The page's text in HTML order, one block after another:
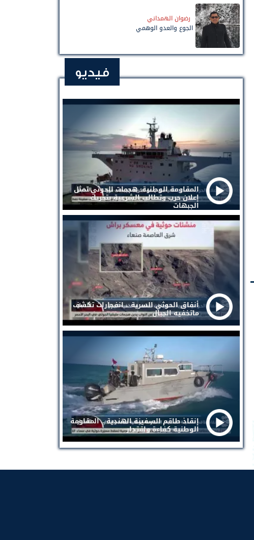
رضوان الهمداني
الجوع والعدو الوهمي
فيديو
المقاومة الوطنية: هجمات الحوثي تمثل
إعلان حرب وتطالب الشرعية بتحريك
الجبهات
أنفاق الحوثي السرية .. انفجارات تكشف
ماتخفيه الجبال
إنقاذ طاقم السفينة الهندية .. المقاومة
الوطنية كفاءة واقتدار